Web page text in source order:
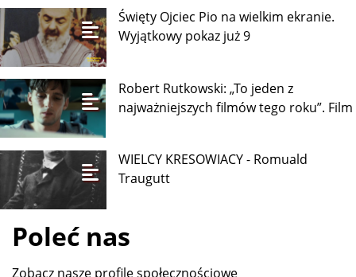
Święty Ojciec Pio na wielkim ekranie.
Wyjątkowy pokaz już 9
Robert Rutkowski: „To jeden z
najważniejszych filmów tego roku”. Film
WIELCY KRESOWIACY - Romuald
Traugutt
Poleć nas
Zobacz nasze profile społecznościowe